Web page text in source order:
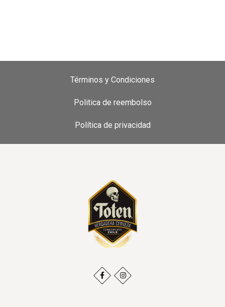
Términos y Condiciones
Politica de reembolso
Política de privacidad